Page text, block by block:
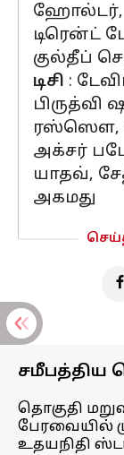
ஹோல்டர்,
டிரென்ட்
குல்தீப்
டிசி :
பிருத்வி
ரஸ்ஸௌ,
அக்சர்
யாதவ்,
அகமது
சமீபத்திய
தொகுதி
பேரவையில்
உதயநிதி